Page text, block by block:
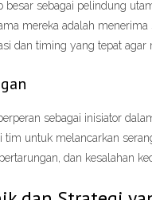
sebagai pelindung
mereka adalah
dan timing yang tepat
sebagai inisiator
tim untuk melancarkan
dan kesalahan